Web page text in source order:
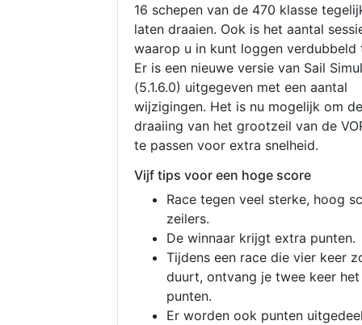
16 schepen van de 470 klasse
laten draaien. Ook is het aantal
waarop u in kunt loggen verdubbeld
Er is een nieuwe versie van Sail
(5.1.6.0) uitgegeven met een aantal
wijzigingen. Het is nu mogelijk om de
draaiing van het grootzeil van de
te passen voor extra snelheid.
Vijf tips voor een hoge score
Race tegen veel sterke, hoog
zeilers.
De winnaar krijgt extra punten.
Tijdens een race die vier keer
duurt, ontvang je twee keer
punten.
Er worden ook punten